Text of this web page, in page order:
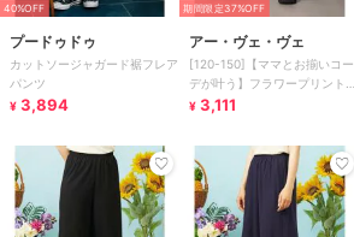
40%OFF
プードゥドゥ
カットソージャガード裾フレア
パンツ
¥ 3,894
期間限定37%OFF
アー・ヴェ・ヴェ
[120-150]【ママとお揃いコー
デが叶う】フラワープリントワ
イドパンツ
¥ 3,111